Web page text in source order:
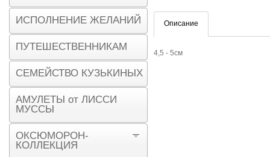
Описание
4,5 - 5см
ИСПОЛНЕНИЕ ЖЕЛАНИЙ
ПУТЕШЕСТВЕННИКАМ
СЕМЕЙСТВО КУЗЬКИНЫХ
АМУЛЕТЫ от ЛИССИ
МУССЫ
ОКСЮМОРОН-
КОЛЛЕКЦИЯ